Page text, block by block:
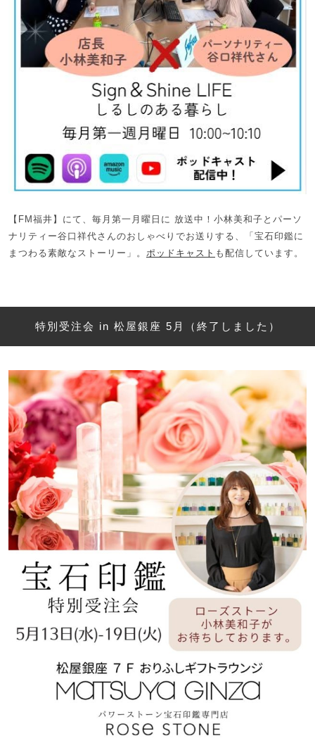
【FM福井】にて、毎月第一月曜日に 放送中！小林美和子とパーソ
ナリティー谷口祥代さんのおしゃべりでお送りする、「宝石印鑑に
まつわる素敵なストーリー」。 ポッドキャスト も配信しています。
特別受注会 in 松屋銀座 5月（終了しました）